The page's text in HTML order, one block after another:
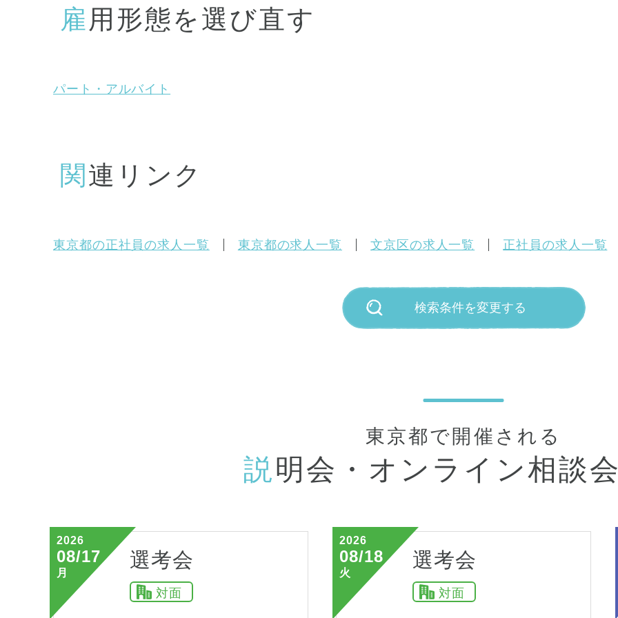
雇用形態を選び直す
パート・アルバイト
関連リンク
東京都の正社員の求人一覧 東京都の求人一覧 文京区の求人一覧 正社員の求人一覧
検索条件を変更する
東京都で開催される
説明会・ オンライン相談
2026
08/17
月
選考会
対面
2026
08/18
火
選考会
対面